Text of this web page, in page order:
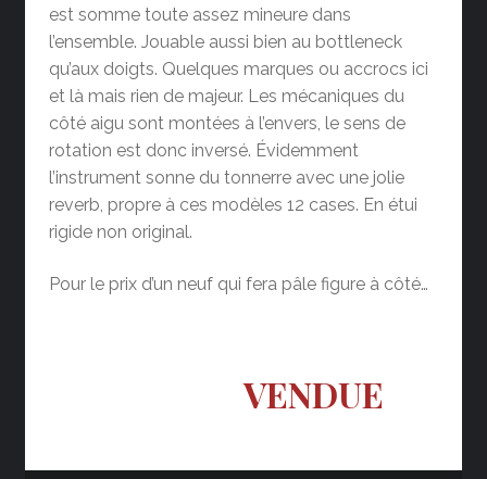
est somme toute assez mineure dans
l’ensemble. Jouable aussi bien au bottleneck
qu’aux doigts. Quelques marques ou accrocs ici
et là mais rien de majeur. Les mécaniques du
côté aigu sont montées à l’envers, le sens de
rotation est donc inversé. Évidemment
l’instrument sonne du tonnerre avec une jolie
reverb, propre à ces modèles 12 cases. En étui
rigide non original.
Pour le prix d’un neuf qui fera pâle figure à côté…
VENDUE